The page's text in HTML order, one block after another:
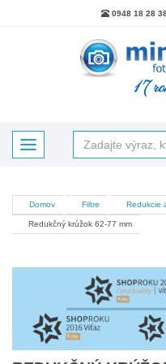
0948 18 28
17
Toggle navigation
Kategórie
Akciový tovar
Batérie, nabíjačky, powerbanky
Blesky - Príslušenstvo
Brašne Batohy Púzdra
Domov Filtre Redukcie
Redukčný krúžok 62-77 mm